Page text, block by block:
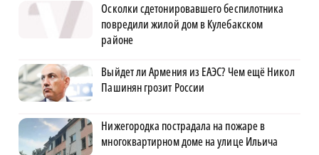
Осколки сдетонировавшего беспилотника
повредили жилой дом в Кулебакском
районе
Выйдет ли Армения из ЕАЭС? Чем ещё Никол
Пашинян грозит России
Нижегородка пострадала на пожаре в
многоквартирном доме на улице Ильича